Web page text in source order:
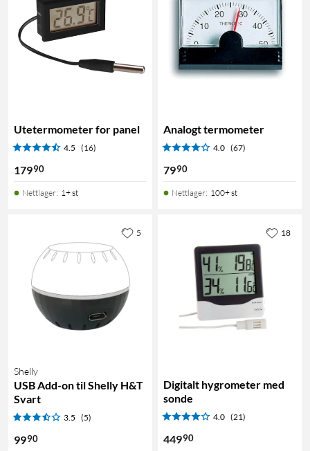
Utetermometer for panel
4.5 (16)
17990
Nettlager: 1+ st
Analogt termometer
4.0 (67)
7990
Nettlager: 100+ st
Shelly
USB Add-on til Shelly H&T
Svart
3.5 (5)
9990
5
Digitalt hygrometer med
sonde
4.0 (21)
44990
18